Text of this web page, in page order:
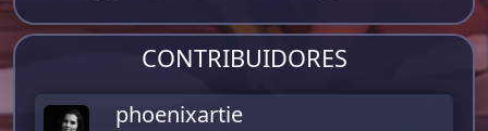
CONTRIBUIDORES
phoenixartie